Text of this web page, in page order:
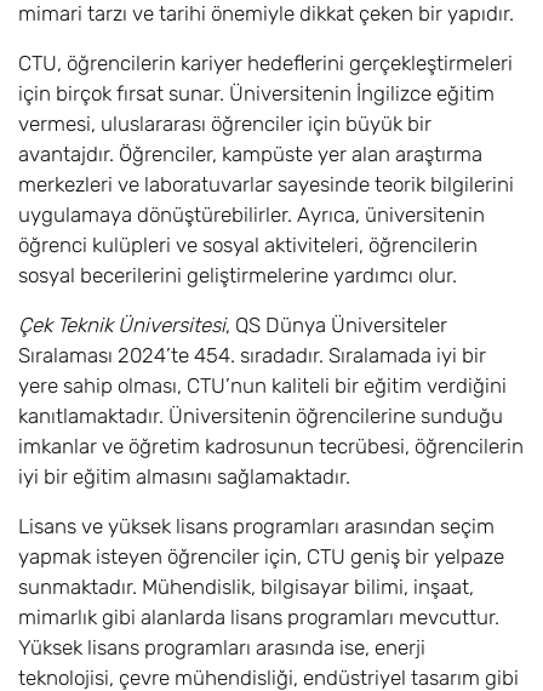
mimari tarzı ve tarihi önemiyle dikkat çeken bir yapıdır.
CTU, öğrencilerin kariyer hedeflerini gerçekleştirmeleri
için birçok fırsat sunar. Üniversitenin İngilizce eğitim
vermesi, uluslararası öğrenciler için büyük bir
avantajdır. Öğrenciler, kampüste yer alan araştırma
merkezleri ve laboratuvarlar sayesinde teorik bilgilerini
uygulamaya dönüştürebilirler. Ayrıca, üniversitenin
öğrenci kulüpleri ve sosyal aktiviteleri, öğrencilerin
sosyal becerilerini geliştirmelerine yardımcı olur.
Çek Teknik Üniversitesi, QS Dünya Üniversiteler
Sıralaması 2024’te 454. sıradadır. Sıralamada iyi bir
yere sahip olması, CTU’nun kaliteli bir eğitim verdiğini
kanıtlamaktadır. Üniversitenin öğrencilerine sunduğu
imkanlar ve öğretim kadrosunun tecrübesi, öğrencilerin
iyi bir eğitim almasını sağlamaktadır.
Lisans ve yüksek lisans programları arasından seçim
yapmak isteyen öğrenciler için, CTU geniş bir yelpaze
sunmaktadır. Mühendislik, bilgisayar bilimi, inşaat,
mimarlık gibi alanlarda lisans programları mevcuttur.
Yüksek lisans programları arasında ise, enerji
teknolojisi, çevre mühendisliği, endüstriyel tasarım gibi